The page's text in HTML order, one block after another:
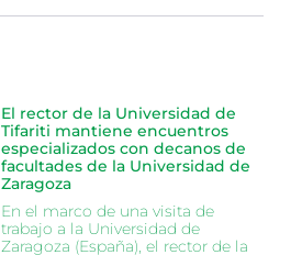
El rector de la Universidad de
Tifariti mantiene encuentros
especializados con decanos de
facultades de la Universidad de
Zaragoza
En el marco de una visita de
trabajo a la Universidad de
Zaragoza (España), el rector de la